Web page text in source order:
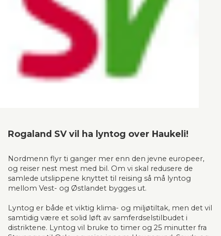
Rogaland SV vil ha lyntog over Haukeli!
Nordmenn flyr ti ganger mer enn den jevne europeer,
og reiser nest mest med bil. Om vi skal redusere de
samlede utslippene knyttet til reising så må lyntog
mellom Vest- og Østlandet bygges ut.
Lyntog er både et viktig klima- og miljøtiltak, men det vil
samtidig være et solid løft av samferdselstilbudet i
distriktene. Lyntog vil bruke to timer og 25 minutter fra